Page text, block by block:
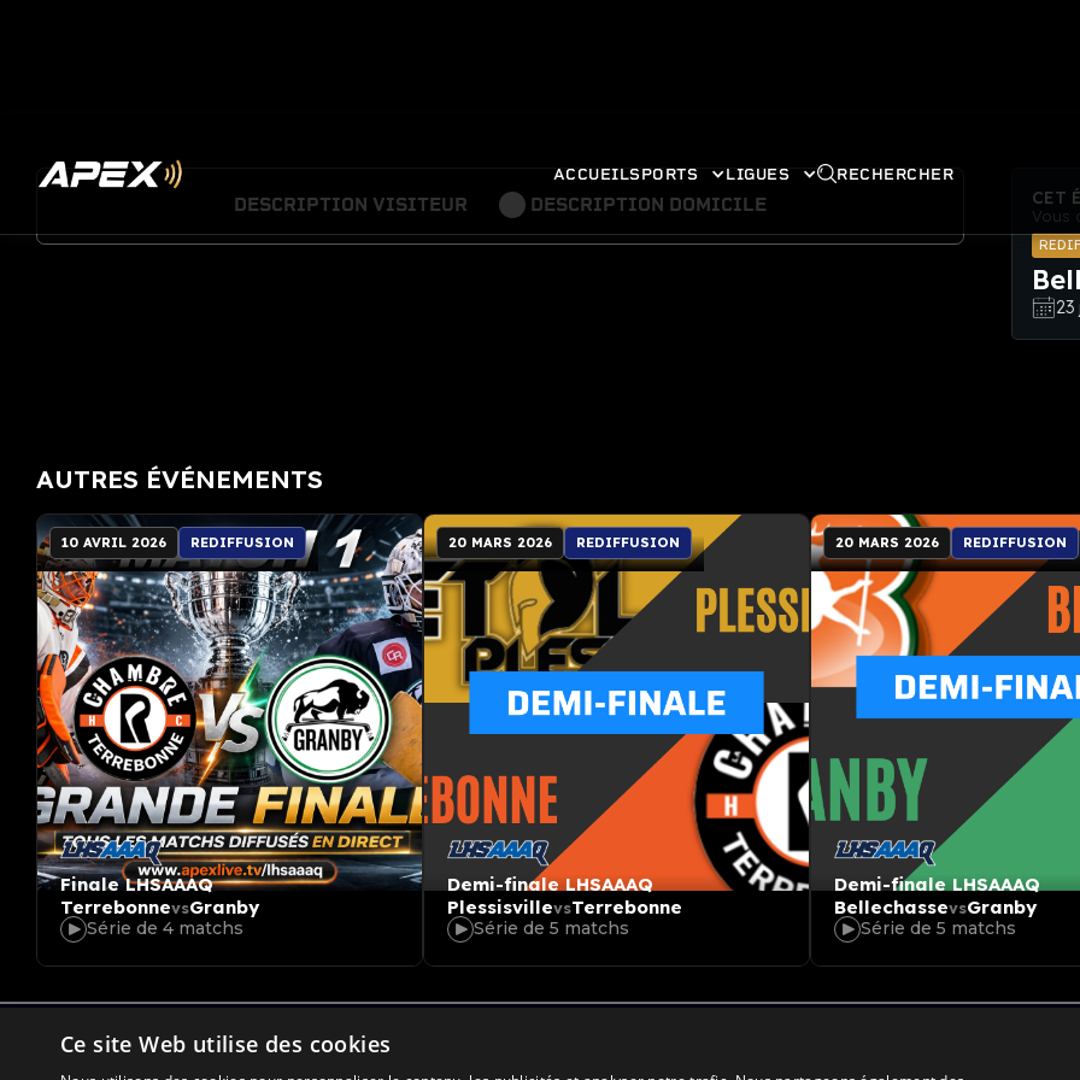
ACCUEILSPORTS LIGUES RECHERCHER
DESCRIPTION VISITEUR
DESCRIPTION DOMICILE CET
Vous
AUTRES ÉVÉNEMENTS
10 AVRIL 2026 REDIFFUSION
Finale LHSAAAQ
TerrebonnevsGranby
Série de 4 matchs
20 MARS 2026 REDIFFUSION
Demi-finale LHSAAAQ
PlessisvillevsTerrebonne
Série de 5 matchs
20 MARS 2026 REDIFFUSION
Demi-finale LHSAAAQ
BellechassevsGranby
Série de 5 matchs
Ce site Web utilise des cookies